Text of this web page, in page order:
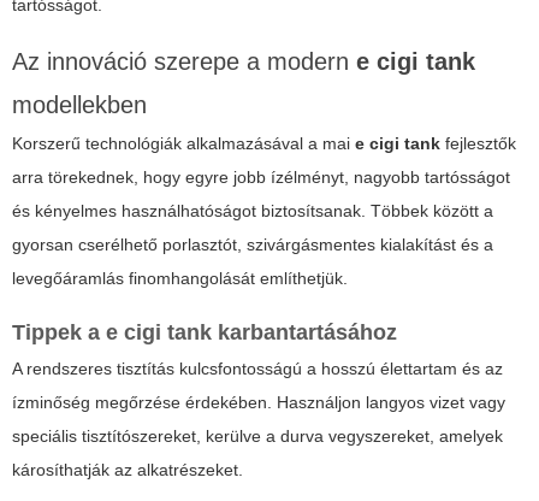
tartósságot.
Az innováció szerepe a modern e cigi tank
modellekben
Korszerű technológiák alkalmazásával a mai e cigi tank fejlesztők
arra törekednek, hogy egyre jobb ízélményt, nagyobb tartósságot
és kényelmes használhatóságot biztosítsanak. Többek között a
gyorsan cserélhető porlasztót, szivárgásmentes kialakítást és a
levegőáramlás finomhangolását említhetjük.
Tippek a e cigi tank karbantartásához
A rendszeres tisztítás kulcsfontosságú a hosszú élettartam és az
ízminőség megőrzése érdekében. Használjon langyos vizet vagy
speciális tisztítószereket, kerülve a durva vegyszereket, amelyek
károsíthatják az alkatrészeket.